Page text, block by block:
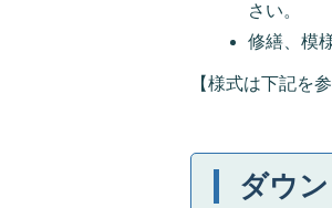
さい。
修繕、模
【様式は下記を参
ダウ